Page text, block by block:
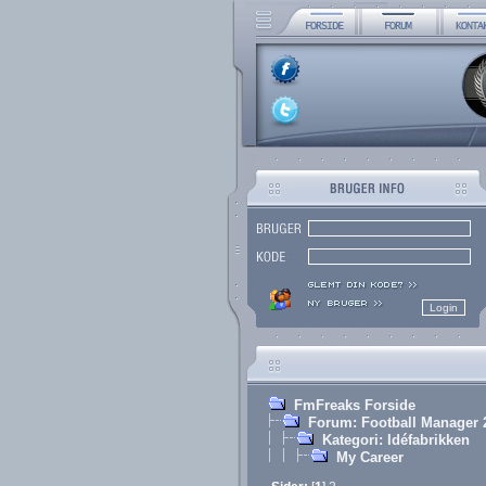
FmFreaks Forside
Forum: Football Manager
Kategori: Idéfabrikken
My Career